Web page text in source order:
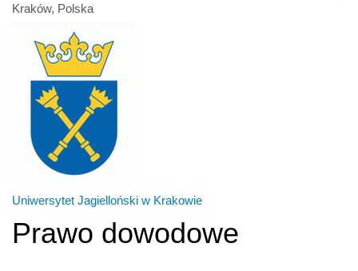
Kraków, Polska
Uniwersytet Jagielloński w Krakowie
Prawo dowodowe